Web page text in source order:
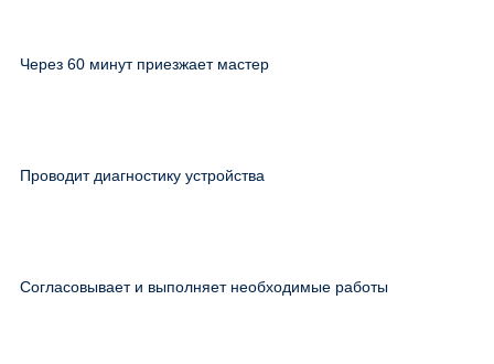
Через 60 минут приезжает мастер
Проводит диагностику устройства
Согласовывает и выполняет необходимые работы